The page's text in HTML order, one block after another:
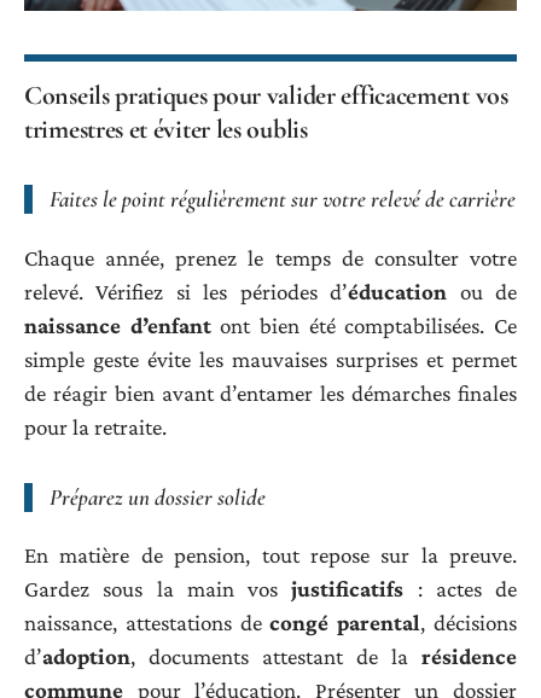
Conseils pratiques pour valider efficacement vos
trimestres et éviter les oublis
Faites le point régulièrement sur votrerelevé de carrière
Chaque année, prenez le temps de consulter votre
relevé. Vérifiez si les périodes d’éducation ou de
naissance d’enfantont bien été comptabilisées. Ce
simple geste évite les mauvaises surprises et permet
de réagir bien avant d’entamer les démarches finales
pour la retraite.
Préparez un dossier solide
En matière de pension, tout repose sur la preuve.
Gardez sous la main vosjustificatifs : actes de
naissance, attestations decongé parental, décisions
d’adoption, documents attestant de la résidence
commune pour l’éducation. Présenter un dossier